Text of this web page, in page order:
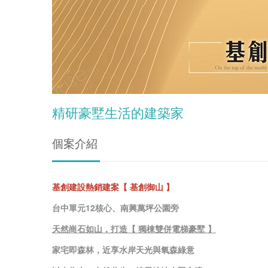
精研豪墅生活的建築家
個案介紹
基創建設熱銷建案【 基創御山 】
台中單元12核心、南興萬坪公園旁
天然崗石如山，打造【 獨棟雙併電梯豪墅 】
家宅即森林，近享水岸天光與氧森綠意